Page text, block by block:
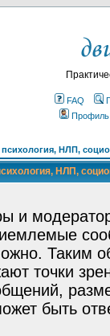
FAQ
Профиль
НЛП,
НЛП,
и
Таким
точки
быть